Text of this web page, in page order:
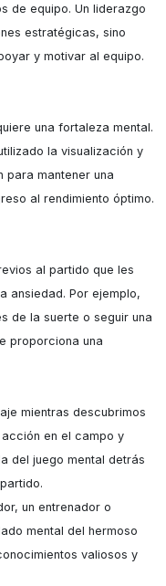
de equipo. Un liderazgo
estratégicas, sino
y motivar al equipo.
una fortaleza mental.
la visualización y
para mantener una
al rendimiento óptimo.
al partido que les
ansiedad. Por ejemplo,
de la suerte o seguir una
proporciona una
mientras descubrimos
en el campo y
del juego mental detrás
un entrenador o
mental del hermoso
valiosos y